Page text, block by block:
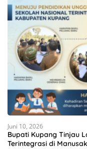
Juni 10, 2026
Bupati Kupang Tinjau
Terintegrasi di Manusak